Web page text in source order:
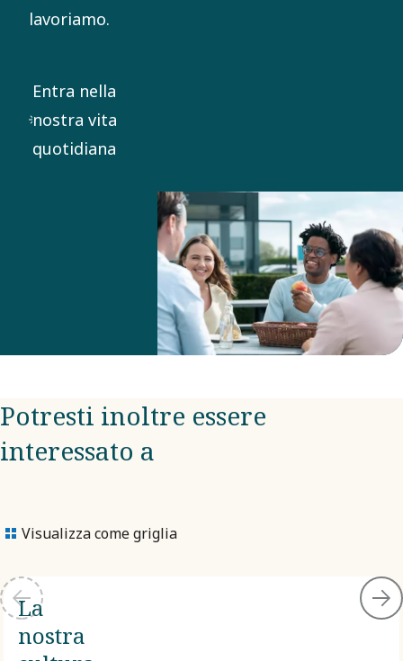
lavoriamo.
Entra nella
nostra vita
quotidiana
Potresti inoltre essere
interessato a
Visualizza come griglia
La
nostra